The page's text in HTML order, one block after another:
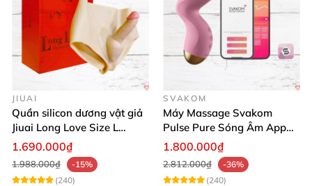
JIUAI
Quần silicon dương vật giả
Jiuai Long Love Size L
thăng hoa
1.690.000₫
1.988.000₫
-15%
(240)
SVAKOM
Máy Massage Svakom
Pulse Pure Sóng Âm App
Điều Khiển Hiện Đại
1.800.000₫
2.812.000₫
-36%
(240)